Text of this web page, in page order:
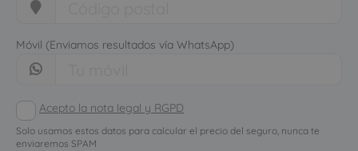
Móvil (Enviamos resultados vía WhatsApp)
Acepto la nota legal y RGPD
Solo usamos estos datos para calcular el precio del seguro, nunca te
enviaremos SPAM